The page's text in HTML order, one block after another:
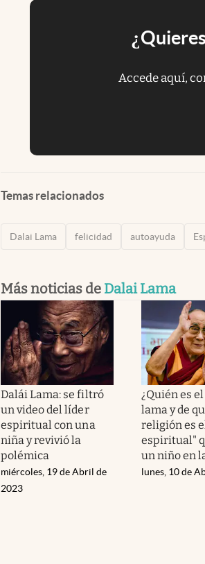
Accede aquí,
Temas relacionados
Dalai Lama felicidad autoayuda
Más noticias de Dalai Lama
Dalái Lama: se filtró
un video del líder
espiritual con una
niña y revivió la
polémica
miércoles, 19 de Abril de
2023
¿Quién es
lama y de
religión es
espiritual"
un niño en
lunes, 10 de